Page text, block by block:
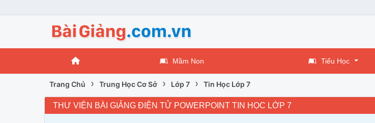
Mầm Non Tiểu Học
Trang Chủ › Trung Học Cơ Sở › Lớp 7 › Tin Học Lớp 7
THƯ VIỆN BÀI GIẢNG ĐIỆN TỬ POWERPOINT TIN HỌC LỚP 7